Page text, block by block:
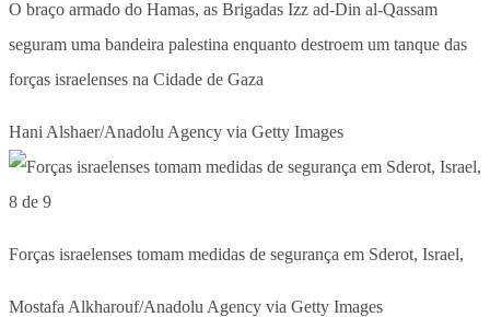
O braço armado do Hamas, as Brigadas Izz ad-Din al-Qassam
seguram uma bandeira palestina enquanto destroem um tanque das
forças israelenses na Cidade de Gaza
Hani Alshaer/Anadolu Agency via Getty Images
8 de 9
Forças israelenses tomam medidas de segurança em Sderot, Israel,
Mostafa Alkharouf/Anadolu Agency via Getty Images